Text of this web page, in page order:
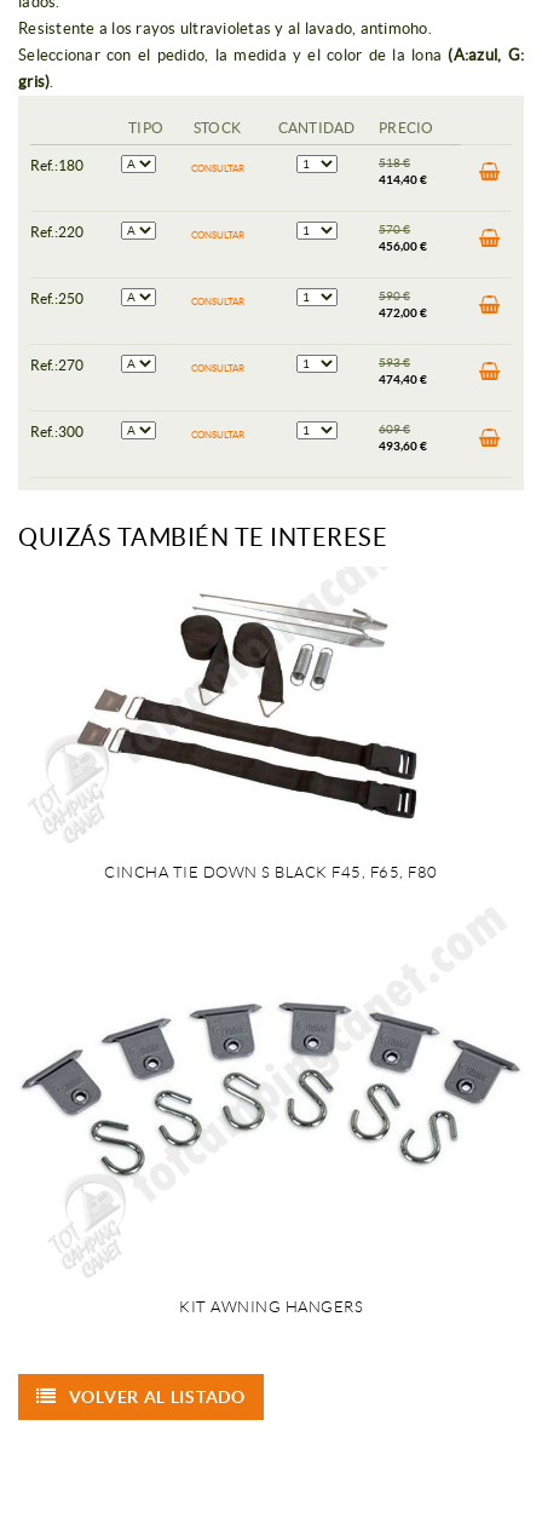
Resistente a los rayos ultravioletas y al lavado, antimoho.
Seleccionar con el pedido, la medida y el color de la lona(A:azul, G:
gris).
TIPO STOCK CANTIDAD PRECIO
Ref.:180 CONSULTAR 518€
414,40 €
Ref.:220 CONSULTAR 570€
456,00 €
Ref.:250 CONSULTAR 590€
472,00 €
Ref.:270 CONSULTAR 593€
474,40 €
Ref.:300 CONSULTAR 609€
493,60 €
QUIZÁS TAMBIÉN TE INTERESE
CINCHA TIE DOWN S BLACK F45, F65, F80
KIT AWNING HANGERS
VOLVER AL LISTADO